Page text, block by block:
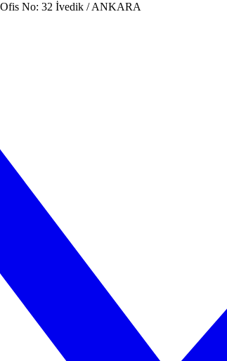
Ofis No: 32 İvedik / ANKARA